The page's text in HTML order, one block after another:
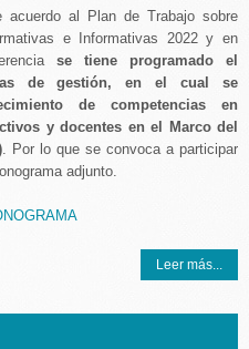
acuerdo al Plan de Trabajo sobre
e Informativas 2022 y en
se tiene programado el
de gestión, en el cual se
de competencias en
y docentes en el Marco del
. Por lo que se convoca a participar
adjunto.
Leer más...